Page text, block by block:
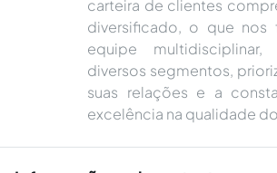
carteira de clientes
diversificado, o que nos
equipe
diversos segmentos,
suas relações e a
excelência na qualidade